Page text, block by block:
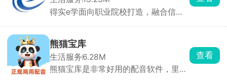
食愧疚、减肥坚持不下去的时候可以倾
诉，比冷冰冰的计划表更容易长期坚
念想。
得实e学面向职业院校打造，融合信息
使用端，任课老师、实习指导老师能够
依托软件统筹全年级、全班级学生的校
外实习全流程工作；对于学生而言，能
在平台填写实习周记、日报、月报，在
熊猫宝库
生活服务6.28M
熊猫宝库是非常好用的配音软件，里面
查看